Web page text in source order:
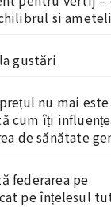
si
gustări
nu mai
cum îți
de sănătate
federarea pe
pe înțelesul